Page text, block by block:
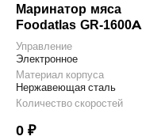
Маринатор мяса
Foodatlas GR-1600A
Управление
Электронное
Материал корпуса
Нержавеющая сталь
Количество скоростей
0 ₽